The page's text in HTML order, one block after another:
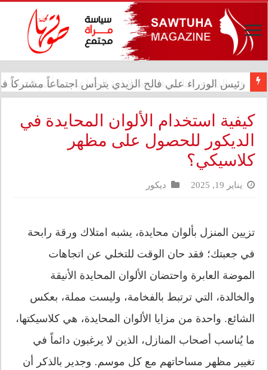
في الذكرى الثانية عشرة للإبادة الجماعية.. الأمم
كيفية استخدام الألوان المحايدة في
الديكور للحصول على مظهر
كلاسيكي؟
يناير 19, 2025 ديكور
تزيين المنزل بألوان محايدة، يشبه امتلاك ورقة رابحة
في جعبتك؛ فقد حان الوقت للتخلي عن اتجاهات
الموضة العابرة واحتضان الألوان المحايدة الأنيقة
والخالدة، التي ترتبط بالفخامة، وليست مملة، بعكس
الشائع. واحدة من مزايا الألوان المحايدة، هي كلاسيكتها،
ما يُناسب أصحاب المنازل، الذين لا يرغبون دائماً في
تغيير مظهر مساحاتهم مع كل موسم. وجدير بالذكر أن